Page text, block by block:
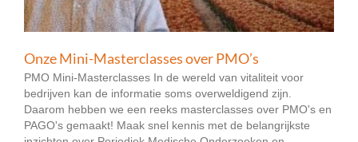
Onze Mini-Masterclasses over PMO’s
PMO Mini-Masterclasses In de wereld van vitaliteit voor
bedrijven kan de informatie soms overweldigend zijn.
Daarom hebben we een reeks masterclasses over PMO's en
PAGO's gemaakt! Maak snel kennis met de belangrijkste